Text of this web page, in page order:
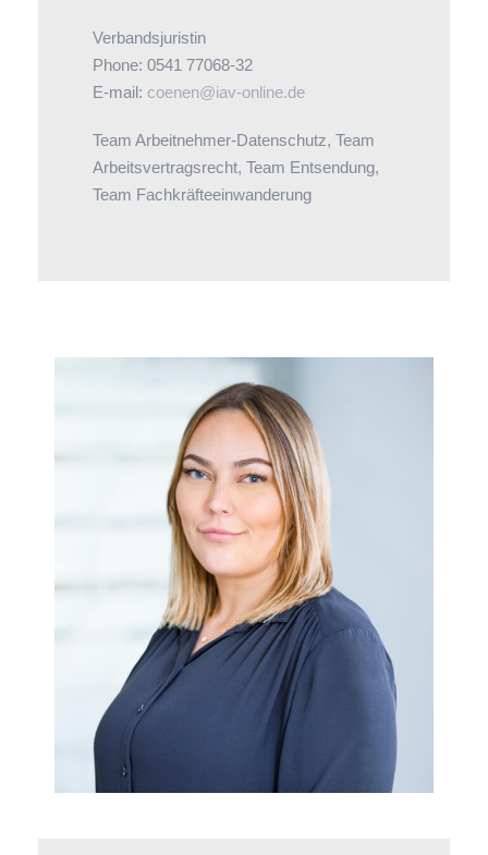
Verbandsjuristin
Phone: 0541 77068-32
E-mail: coenen@iav-online.de
Team Arbeitnehmer-Datenschutz, Team
Arbeitsvertragsrecht, Team Entsendung,
Team Fachkräfteeinwanderung
Denise Dublaski sorgt im juristischen
Sekretariat sowie im Bereich Kommunikation
und Bildung für reibungslose Abläufe. Sie
unterstützt nicht nur bei der Vorbereitung von
arbeitsrechtlichen Vorträgen oder der
Organisation von Erfahrungsaustauschkreisen,
sondern hat z.B. auch das
Anmeldemanagement unserer Arbeitskreise
Schule-Wirtschaft fest im Griff.